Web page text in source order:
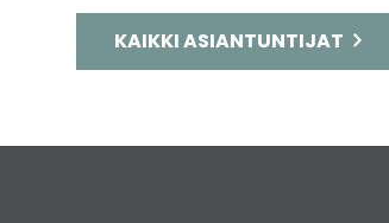
KAIKKI ASIANTUNTIJAT